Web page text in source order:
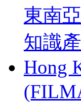
東南
知識
Hong